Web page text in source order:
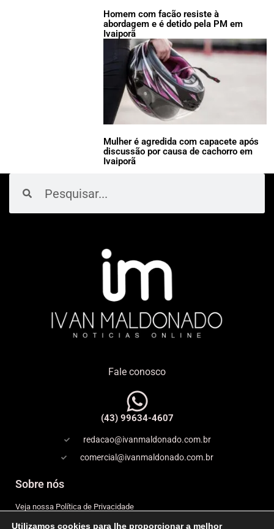
Homem com facão resiste à
abordagem e é detido pela PM em
Ivaiporã
Mulher é agredida com capacete após
discussão por causa de cachorro em
Ivaiporã
Fale conosco
(43) 99634-4607
redacao@ivanmaldonado.com.br
comercial@ivanmaldonado.com.br
Sobre nós
Veja nossa Política de Privacidade
Utilizamos cookies para lhe proporcionar a melhor